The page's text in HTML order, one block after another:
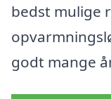
bedst mulige
godt mange